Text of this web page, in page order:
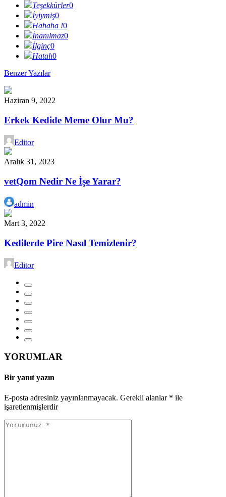
Teşekkürler0
İyiymiş0
Hahaha !0
İnanılmaz0
İlginç0
Hatalı0
Benzer Yazılar
Haziran 9, 2022
Erkek Kedide Meme Olur Mu?
Editor
Aralık 31, 2023
vetQom Nedir Ne İşe Yarar?
admin
Mart 3, 2022
Kedilerde Pire Nasıl Temizlenir?
Editor
YORUMLAR
Bir yanıt yazın
E-posta adresiniz yayınlanmayacak. Gerekli alanlar * ile
işaretlenmişlerdir